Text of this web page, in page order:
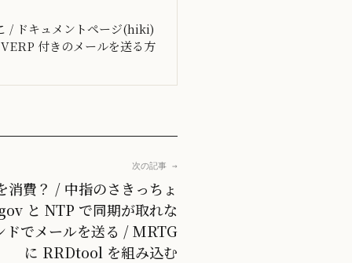
/ ドキュメントページ(hiki)
付きのメールを送る方
次の記事 →
費？ / 中指のさきっちょ
と NTP で同期が取れな
でメールを送る / MRTG
に RRDtool を組み込む